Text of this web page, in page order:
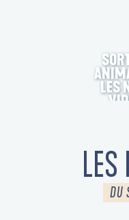
LES
DU